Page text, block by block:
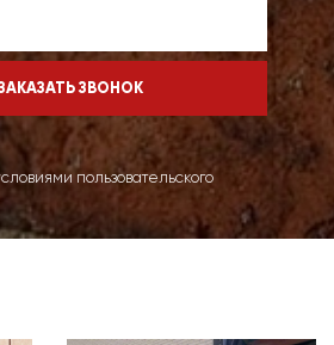
пользовательского